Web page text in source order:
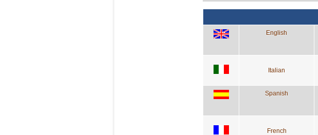
English
Italian
Spanish
French